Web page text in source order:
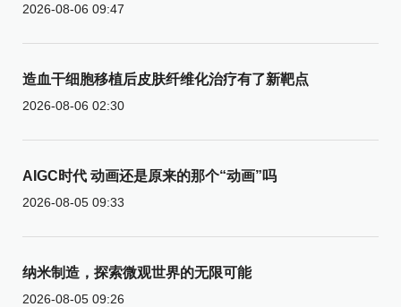
2026-08-06 09:47
造血干细胞移植后皮肤纤维化治疗有了新靶点
2026-08-06 02:30
AIGC时代 动画还是原来的那个“动画”吗
2026-08-05 09:33
纳米制造，探索微观世界的无限可能
2026-08-05 09:26